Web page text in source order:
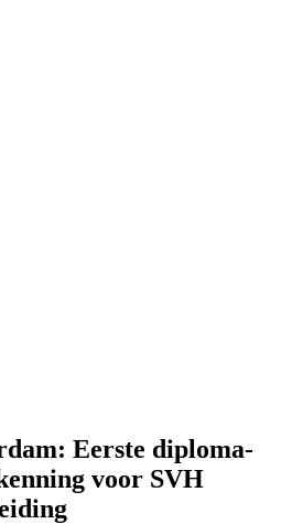
Eerste diploma-
voor SVH